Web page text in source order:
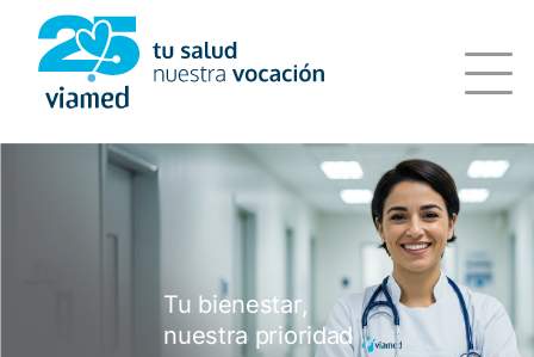
Saltar
contenido
Tu bienestar,
nuestra prioridad